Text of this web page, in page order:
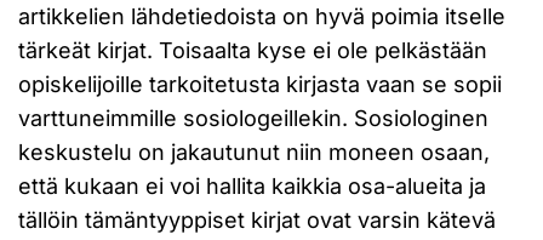
artikkelien lähdetiedoista on hyvä poimia itselle
tärkeät kirjat. Toisaalta kyse ei ole pelkästään
opiskelijoille tarkoitetusta kirjasta vaan se sopii
varttuneimmille sosiologeillekin. Sosiologinen
keskustelu on jakautunut niin moneen osaan,
että kukaan ei voi hallita kaikkia osa-alueita ja
tällöin tämäntyyppiset kirjat ovat varsin kätevä